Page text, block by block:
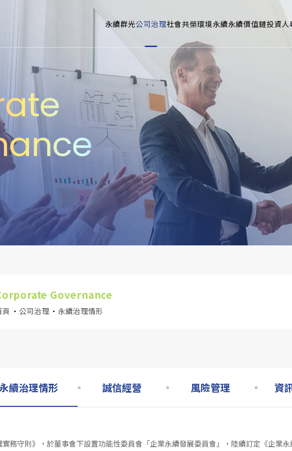
永續群光公司治理社會共榮環境永續永續價值鏈投資人
Governance
頁 公司治理 永續治理情形
續治理情形 誠信經營 風險管理 資
務守則》，於董事會下設置功能性委員會「企業永續發展委員會」，陸續訂定《企業